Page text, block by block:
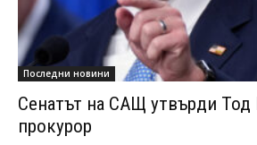
Последни новини
Сенатът на САЩ утвърди Тод
прокурор